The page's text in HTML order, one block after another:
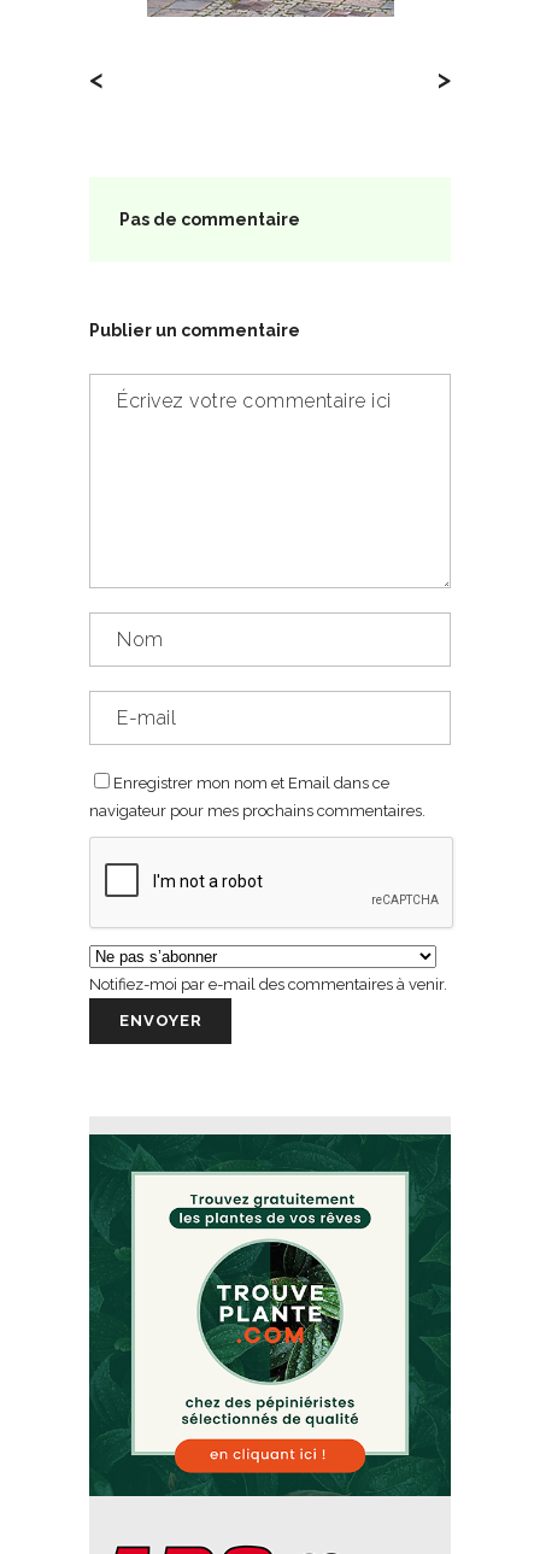
< >
Pas de commentaire
Publier un commentaire
Enregistrer mon nom et Email dans ce
navigateur pour mes prochains commentaires.
Notifiez-moi par e-mail des commentaires à venir.